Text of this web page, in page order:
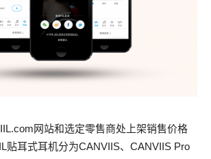
网站和选定零售商处上架销售价格
贴耳式耳机分为CANVIIS、CANVIIS Pro